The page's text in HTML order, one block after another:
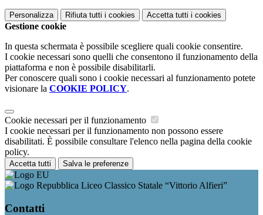
Personalizza Rifiuta tutti i cookies Accetta tutti i cookies
Gestione cookie
In questa schermata è possibile scegliere quali cookie consentire.
I cookie necessari sono quelli che consentono il funzionamento della
piattaforma e non è possibile disabilitarli.
Per conoscere quali sono i cookie necessari al funzionamento potete
visionare la COOKIE POLICY.
Cookie necessari per il funzionamento
I cookie necessari per il funzionamento non possono essere
disabilitati. È possibile consultare l'elenco nella pagina della cookie
policy.
Accetta tutti Salva le preferenze
Liceo Classico Statale “Vittorio Alfieri”
Contatti